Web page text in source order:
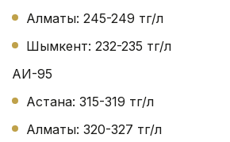
Алматы: 245-249 тг/л
Шымкент: 232-235 тг/л
АИ-95
Астана: 315-319 тг/л
Алматы: 320-327 тг/л